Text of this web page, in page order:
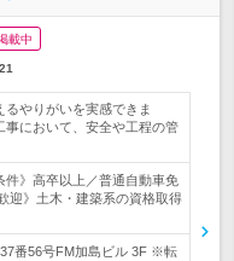
載中
るやりがいを実感できま
事において、安全や工程の管
件》高卒以上／普通自動車免
迎》土木・建築系の資格取得
番56号FM加島ビル 3F ※転